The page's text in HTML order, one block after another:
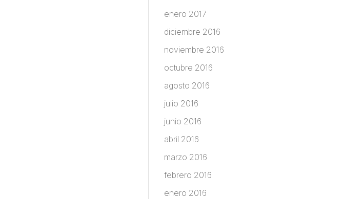
enero 2017
diciembre 2016
noviembre 2016
octubre 2016
agosto 2016
julio 2016
junio 2016
abril 2016
marzo 2016
febrero 2016
enero 2016